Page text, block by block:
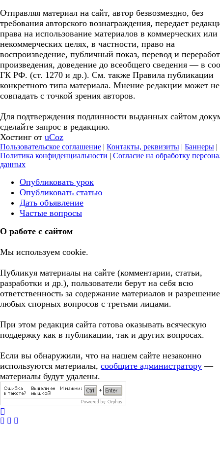
Отправляя материал на сайт, автор безвозмездно, без
требования авторского вознаграждения, передает
права на использование материалов в коммерческих или
некоммерческих целях, в частности, право на
воспроизведение, публичный показ, перевод и
произведения, доведение до всеобщего сведения — в
ГК РФ. (ст. 1270 и др.). См. также Правила публикации
конкретного типа материала. Мнение редакции может не
совпадать с точкой зрения авторов.
Для подтверждения подлинности выданных сайтом
сделайте запрос в редакцию.
Хостинг от uCoz
Пользовательское соглашение | Контакты, реквизиты | Баннеры |
Политика конфиденциальности | Согласие на обработку
данных
Опубликовать урок
Опубликовать статью
Дать объявление
Частые вопросы
О работе с сайтом
Мы используем cookie.
Публикуя материалы на сайте (комментарии, статьи,
разработки и др.), пользователи берут на себя всю
ответственность за содержание материалов и разрешение
любых спорных вопросов с третьми лицами.
При этом редакция сайта готова оказывать всяческую
поддержку как в публикации, так и других вопросах.
Если вы обнаружили, что на нашем сайте незаконно
используются материалы, сообщите администратору —
материалы будут удалены.